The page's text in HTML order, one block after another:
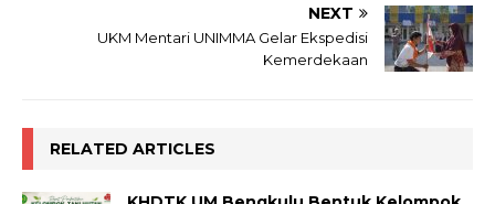
NEXT
UKM Mentari UNIMMA Gelar Ekspedisi
Kemerdekaan
RELATED ARTICLES